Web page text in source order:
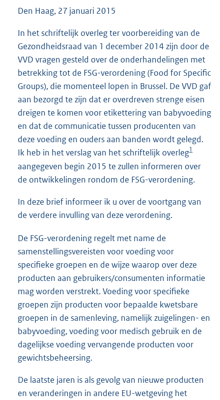
Den Haag, 27 januari 2015
In het schriftelijk overleg ter voorbereiding van de
Gezondheidsraad van 1 december 2014 zijn door de
VVD vragen gesteld over de onderhandelingen met
betrekking tot de FSG-verordening (Food for Specific
Groups), die momenteel lopen in Brussel. De VVD gaf
aan bezorgd te zijn dat er overdreven strenge eisen
dreigen te komen voor etikettering van babyvoeding
en dat de communicatie tussen producenten van
deze voeding en ouders aan banden wordt gelegd.
Ik heb in het verslag van het schriftelijk overleg1
aangegeven begin 2015 te zullen informeren over
de ontwikkelingen rondom de FSG-verordening.
In deze brief informeer ik u over de voortgang van
de verdere invulling van deze verordening.
De FSG-verordening regelt met name de
samenstellingsvereisten voor voeding voor
specifieke groepen en de wijze waarop over deze
producten aan gebruikers/consumenten informatie
mag worden verstrekt. Voeding voor specifieke
groepen zijn producten voor bepaalde kwetsbare
groepen in de samenleving, namelijk zuigelingen- en
babyvoeding, voeding voor medisch gebruik en de
dagelijkse voeding vervangende producten voor
gewichtsbeheersing.
De laatste jaren is als gevolg van nieuwe producten
en veranderingen in andere EU-wetgeving het